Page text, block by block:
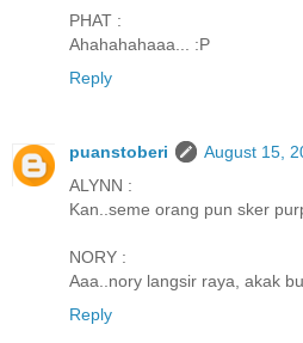
PHAT :
Ahahahahaaa... :P
Reply
puanstoberi
August 15,
ALYNN :
Kan..seme orang pun sker
NORY :
Aaa..nory langsir raya, akak
Reply